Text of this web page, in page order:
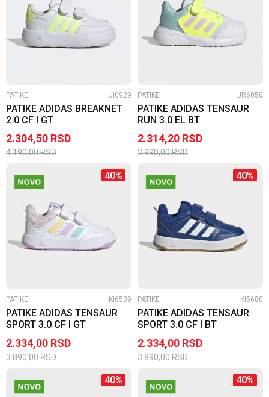
PATIKE JI0929
PATIKE ADIDAS BREAKNET
2.0 CF I GT
2.304,50 RSD
4.190,00RSD
PATIKE JR6050
PATIKE ADIDAS TENSAUR
RUN 3.0 EL BT
2.314,20 RSD
3.990,00RSD
40%
PATIKE KI6509
PATIKE ADIDAS TENSAUR
SPORT 3.0 CF I GT
2.334,00 RSD
3.890,00RSD
40%
PATIKE KI5680
PATIKE ADIDAS TENSAUR
SPORT 3.0 CF I BT
2.334,00 RSD
3.890,00RSD
40% 40%